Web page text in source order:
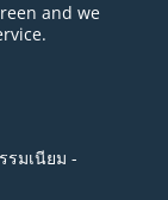
and we
รมเนียม -